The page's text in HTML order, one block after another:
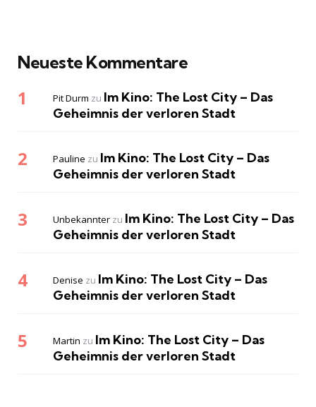
Neueste Kommentare
Pit Durm zu Im Kino: The Lost City – Das
Geheimnis der verloren Stadt
Pauline zu Im Kino: The Lost City – Das
Geheimnis der verloren Stadt
Unbekannter zu Im Kino: The Lost City – Das
Geheimnis der verloren Stadt
Denise zu Im Kino: The Lost City – Das
Geheimnis der verloren Stadt
Martin zu Im Kino: The Lost City – Das
Geheimnis der verloren Stadt